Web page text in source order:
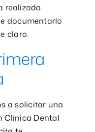
realizado.
documentarlo
claro.
a solicitar una
Clínica Dental